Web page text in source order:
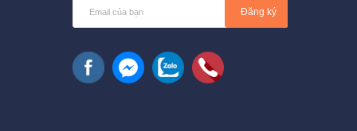
Đăng ký